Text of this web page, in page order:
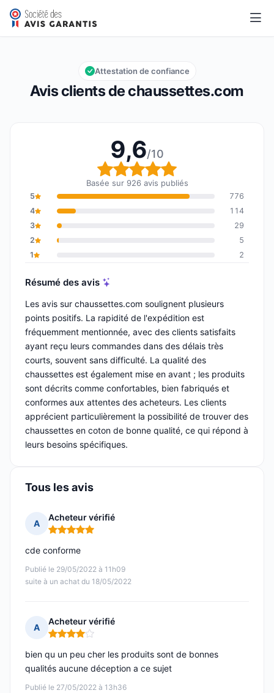
chaussettes.com
Note globale : 9,6 sur 10
9,6/10
Avis clients de chaussettes.com
Attestation de confiance
9,6/10
Note globale : 9,6 sur
Basée sur 926 avis publiés
5
776
4
114
3
29
2
5
1
2
Résumé des avis
Les avis sur chaussettes.com soulignent plusieurs
points positifs. La rapidité de l'expédition est
fréquemment mentionnée, avec des clients satisfaits
ayant reçu leurs commandes dans des délais très
courts, souvent sans difficulté. La qualité des
chaussettes est également mise en avant ; les produits
sont décrits comme confortables, bien fabriqués et
conformes aux attentes des acheteurs. Les clients
apprécient particulièrement la possibilité de trouver des
chaussettes en coton de bonne qualité, ce qui répond à
leurs besoins spécifiques.
Tous les avis
A
Acheteur vérifié
Note : 5 sur 5
Publié le 29/05/2022 à 11h09
suite à un achat du 18/05/2022
cde conforme
A
Acheteur vérifié
Note : 4 sur 5
Publié le 27/05/2022 à 13h36
bien qu un peu cher les produits sont de bonnes
qualités aucune déception a ce sujet